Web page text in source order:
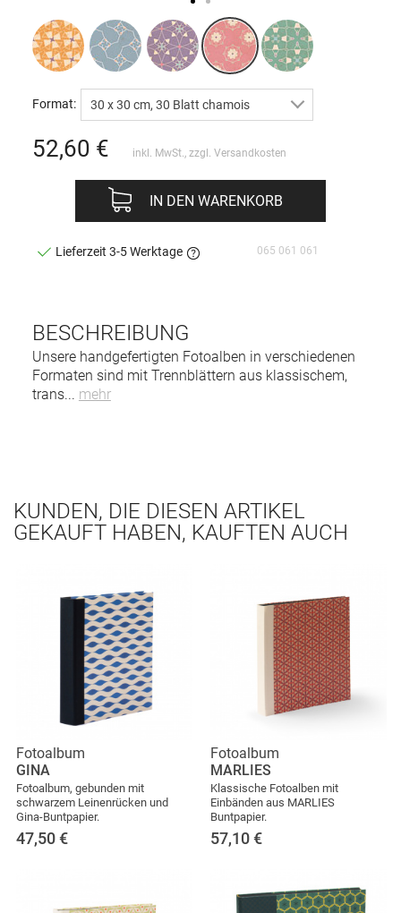
BESCHREIBUNG
Unsere handgefertigten Fotoalben in verschiedenen
Formaten sind mit Trennblättern aus klassischem,
trans... mehr
Format: 30 x 30 cm, 30 Blatt chamois
52,60 € inkl. MwSt., zzgl. Versandkosten
IN DEN WARENKORB
Lieferzeit 3-5 Werktage 065 061 061
KUNDEN, DIE DIESEN ARTIKEL
GEKAUFT HABEN, KAUFTEN AUCH
Fotoalbum
GINA
Fotoalbum, gebunden mit
schwarzem Leinenrücken und
Gina-Buntpapier.
47,50 €
Fotoalbum
MARLIES
Klassische Fotoalben mit
Einbänden aus MARLIES
Buntpapier.
57,10 €